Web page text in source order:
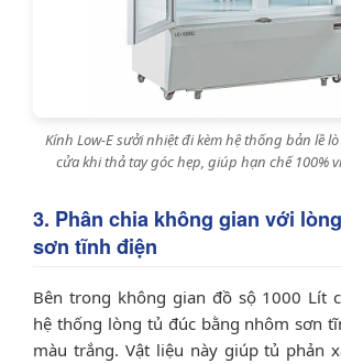
Kính Low-E sưởi nhiệt đi kèm hệ thống bản lề
cửa khi thả tay góc hẹp, giúp hạn chế 100%
3. Phân chia không gian với
sơn tĩnh điện
Bên trong không gian đồ sộ 1000 Lít
hệ thống lòng tủ đúc bằng nhôm sơn
màu trắng. Vật liệu này giúp tủ phản